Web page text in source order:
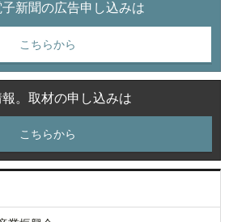
新聞の広告申し込みは
こちらから
。取材の申し込みは
こちらから